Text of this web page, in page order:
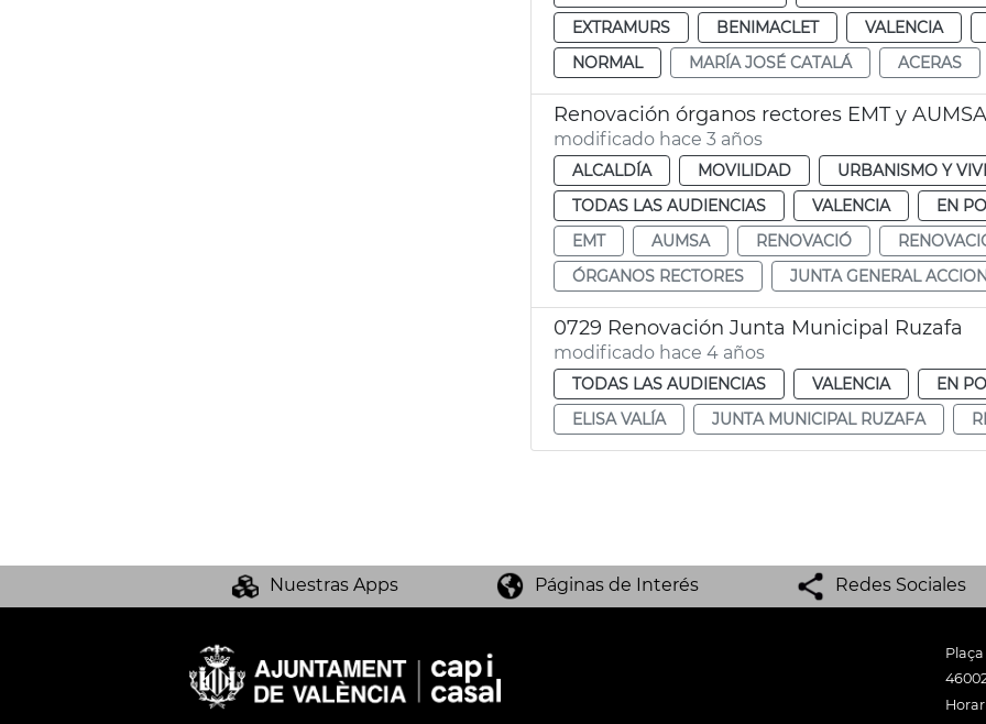
EXTRAMURS
BENIMACLET
VALENCIA
NORMAL
MARÍA JOSÉ CATALÁ ACERAS
Renovación órganos rectores EMT y AUMSA
modificado hace 3 años
ALCALDÍA MOVILIDAD
URBANISMO Y
TODAS LAS AUDIENCIAS
VALENCIA
EN
EMT
AUMSA RENOVACIÓ
ÓRGANOS RECTORES
JUNTA GENERAL
0729 Renovación Junta Municipal Ruzafa
modificado hace 4 años
TODAS LAS AUDIENCIAS VALENCIA
EN
ELISA VALÍA
JUNTA MUNICIPAL RUZAFA
Nuestras Apps Páginas de Interés Redes Sociales